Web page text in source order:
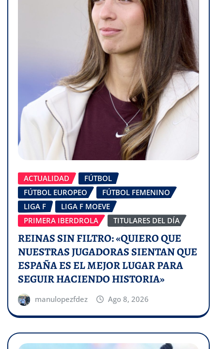
ACTUALIDAD
FÚTBOL
FÚTBOL EUROPEO
FÚTBOL FEMENINO
LIGA F
LIGA F MOEVE
PRIMERA IBERDROLA
TITULARES DEL DÍA
REINAS SIN FILTRO: «QUIERO QUE
NUESTRAS JUGADORAS SIENTAN QUE
ESPAÑA ES EL MEJOR LUGAR PARA
SEGUIR HACIENDO HISTORIA»
manulopezfdez Ago 8, 2026